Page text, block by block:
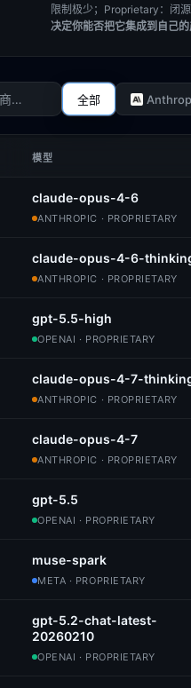
限制极少； Proprietary ：闭
决定你能否把它集成到自己
全部
模型
claude-opus-4-6
ANTHROPIC · PROPRIETARY
claude-opus-4-6-
ANTHROPIC · PROPRIETARY
gpt-5.5-high
OPENAI · PROPRIETARY
claude-opus-4-7-
ANTHROPIC · PROPRIETARY
claude-opus-4-7
ANTHROPIC · PROPRIETARY
gpt-5.5
OPENAI · PROPRIETARY
muse-spark
META · PROPRIETARY
gpt-5.2-chat-latest-
20260210
OPENAI · PROPRIETARY